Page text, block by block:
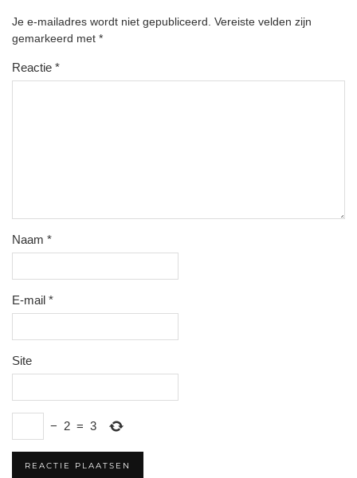
Je e-mailadres wordt niet gepubliceerd. Vereiste velden zijn
gemarkeerd met *
Reactie *
Naam *
E-mail *
Site
− 2 = 3